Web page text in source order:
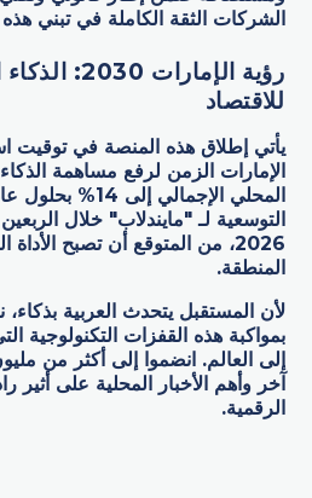
الشركات الثقة الكاملة في تبني هذه
رؤية
للاقتصاد
يأتي إطلاق هذه المنصة في توقيت
الإمارات الزمن لرفع مساهمة
التوسعية لـ "مايندلاب" خلال
2026، من المتوقع أن تصبح
المنطقة.
لأن المستقبل يتحدث العربية بذكاء،
بمواكبة هذه القفزات التكنولوجية
إلى العالم. انضموا إلى أكثر من
آخر وأهم الأخبار المحلية على أثير
الرقمية.